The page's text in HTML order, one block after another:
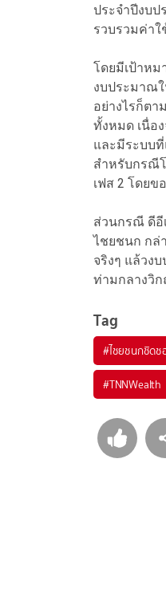
ประจำปีงบป
รวบรวมค่าใ
โดยมีเป้าห
งบประมาณ
อย่างไรก็ต
ทั้งหมด เนื่อ
และมีระบบ
สำหรับกรณีโ
เฟส 2 โดย
ส่วนกรณี ดีอี
ไชยชนก กล่
จริงๆ แล้วง
ท่ามกลางวิ
Tag
#ไชยชนกชิดช
#TNNWealth